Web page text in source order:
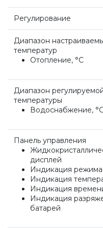
Напольные
Напольные котлы с
Baxi
Электрические котлы
Настенные газовые
Настенные газовые
Vaillant
Регулирование
Диапазон
температур
Отопление, °С
Диапазон
температуры
Водоснабжение,
Панель управления
дисплей
Индикация режима
Индикация
Индикация
Индикация
батарей